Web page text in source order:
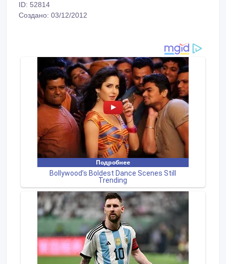
ID: 52814
Создано: 03/12/2012